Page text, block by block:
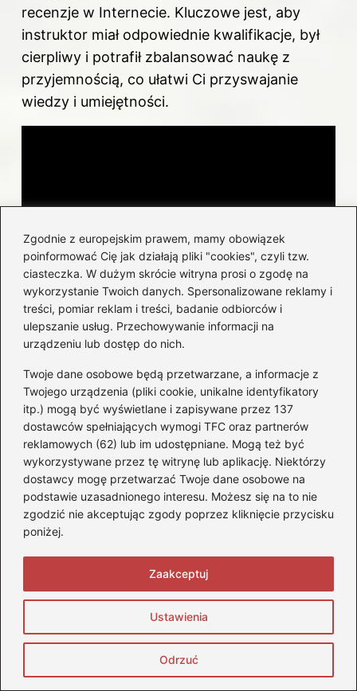
Zgodnie z europejskim prawem, mamy obowiązek
poinformować Cię jak działają pliki "cookies", czyli tzw.
ciasteczka. W dużym skrócie witryna prosi o zgodę na
wykorzystanie Twoich danych. Spersonalizowane reklamy i
treści, pomiar reklam i treści, badanie odbiorców i
ulepszanie usług. Przechowywanie informacji na
urządzeniu lub dostęp do nich.
Twoje dane osobowe będą przetwarzane, a informacje z
Twojego urządzenia (pliki cookie, unikalne identyfikatory
itp.) mogą być wyświetlane i zapisywane przez 137
dostawców spełniających wymogi TFC oraz partnerów
reklamowych (62) lub im udostępniane. Mogą też być
wykorzystywane przez tę witrynę lub aplikację. Niektórzy
dostawcy mogę przetwarzać Twoje dane osobowe na
podstawie uzasadnionego interesu. Możesz się na to nie
zgodzić nie akceptując zgody poprzez kliknięcie przycisku
poniżej.
Ustawienia
Odrzuć
Zaakceptuj
recenzje w Internecie. Kluczowe jest, aby
instruktor miał odpowiednie kwalifikacje, był
cierpliwy i potrafił zbalansować naukę z
przyjemnością, co ułatwi Ci przyswajanie
wiedzy i umiejętności.
F
a
c
e
b
o
o
k
Pi
nt
er
e
st
X R
e
d
di
t
T
u
m
bl
r
Li
n
k
e
dI
Powiązane wpisy:
Co robić, gdy skradzione prawo jazdy
staje się problemem?
Praktyczny przewodnik: Jak wykonać luk
na prawo jazdy krok po kroku
Gdzie szukać numeru druku prawa
jazdy? Praktyczny przewodnik
Jakim pojazdem można jeździć bez